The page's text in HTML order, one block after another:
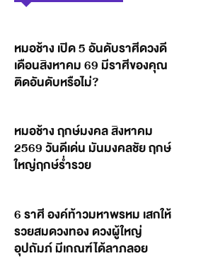
หมอช้าง เปิด 5 อันดับราศีดวงดี
เดือนสิงหาคม 69 มีราศีของคุณ
ติดอันดับหรือไม่?
หมอช้าง ฤกษ์มงคล สิงหาคม
2569 วันดีเด่น มันมงคลชัย ฤกษ์
ใหญ่ฤกษ์ร่ำรวย
6 ราศี องค์ท้าวมหาพรหม เสกให้
รวยสมดวงทอง ดวงผู้ใหญ่
อุปถัมภ์ มีเกณฑ์ได้ลาภลอย